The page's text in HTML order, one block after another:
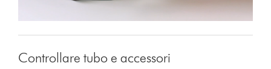
Controllare tubo e accessori